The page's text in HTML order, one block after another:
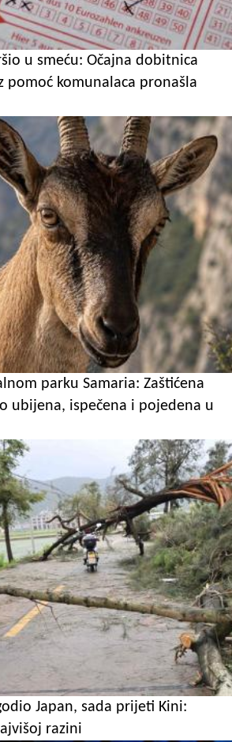
u smeću: Očajna dobitnica
pomoć komunalaca pronašla
parku Samaria: Zaštićena
ubijena, ispečena i pojedena u
Japan, sada prijeti Kini:
razini